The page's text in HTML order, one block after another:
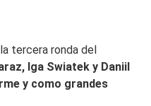
tercera ronda del
Iga Swiatek y Daniil
y como grandes